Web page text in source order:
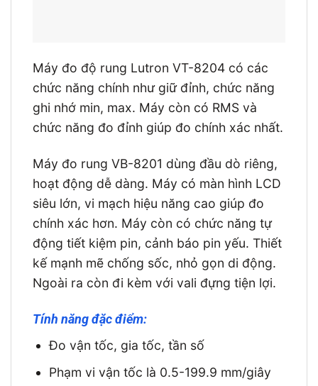
Máy đo độ rung Lutron VT-8204 có các
chức năng chính như giữ đỉnh, chức năng
ghi nhớ min, max. Máy còn có RMS và
chức năng đo đỉnh giúp đo chính xác nhất.
Máy đo rung VB-8201 dùng đầu dò riêng,
hoạt động dễ dàng. Máy có màn hình LCD
siêu lớn, vi mạch hiệu năng cao giúp đo
chính xác hơn. Máy còn có chức năng tự
động tiết kiệm pin, cảnh báo pin yếu. Thiết
kế mạnh mẽ chống sốc, nhỏ gọn di động.
Ngoài ra còn đi kèm với vali đựng tiện lợi.
Tính năng đặc điểm:
Đo vận tốc, gia tốc, tần số
Phạm vi vận tốc là 0.5-199.9 mm/giây